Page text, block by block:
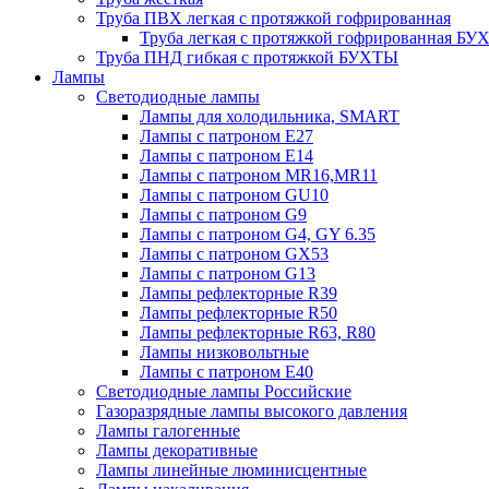
Труба ПВХ легкая с протяжкой гофрированная
Труба легкая с протяжкой гофрированная
Труба ПНД гибкая с протяжкой БУХТЫ
Лампы
Светодиодные лампы
Лампы для холодильника, SMART
Лампы с патроном E27
Лампы с патроном Е14
Лампы с патроном MR16,MR11
Лампы с патроном GU10
Лампы с патроном G9
Лампы с патроном G4, GY 6.35
Лампы с патроном GX53
Лампы с патроном G13
Лампы рефлекторные R39
Лампы рефлекторные R50
Лампы рефлекторные R63, R80
Лампы низковольтные
Лампы с патроном Е40
Светодиодные лампы Российские
Газоразрядные лампы высокого давления
Лампы галогенные
Лампы декоративные
Лампы линейные люминисцентные